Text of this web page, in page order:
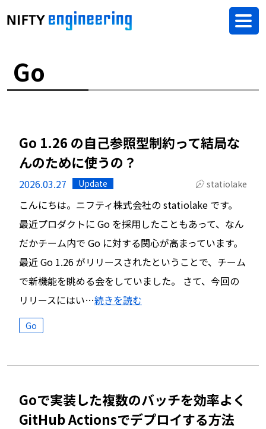
Go
Go 1.26 の自己参照型制約って結局な
んのために使うの？
2026.03.27 Update statiolake
こんにちは。ニフティ株式会社の statiolake です。
最近プロダクトに Go を採用したこともあって、なん
だかチーム内で Go に対する関心が高まっています。
最近 Go 1.26 がリリースされたということで、チーム
で新機能を眺める会をしていました。 さて、今回の
リリースにはい…続きを読む
Go
Goで実装した複数のバッチを効率よく
GitHub Actionsでデプロイする方法